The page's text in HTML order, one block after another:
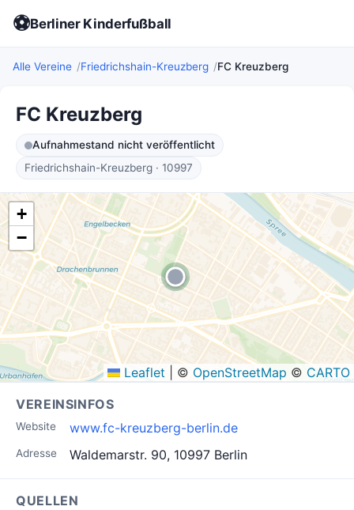
⚽Berliner Kinderfußball
Alle Vereine Friedrichshain-Kreuzberg FC Kreuzberg
FC Kreuzberg
Aufnahmestand nicht veröffentlicht
Friedrichshain-Kreuzberg · 10997
+
−
Leaflet © OpenStreetMap © CARTO
VEREINSINFOS
Website www.fc-kreuzberg-berlin.de
Adresse Waldemarstr. 90, 10997 Berlin
QUELLEN